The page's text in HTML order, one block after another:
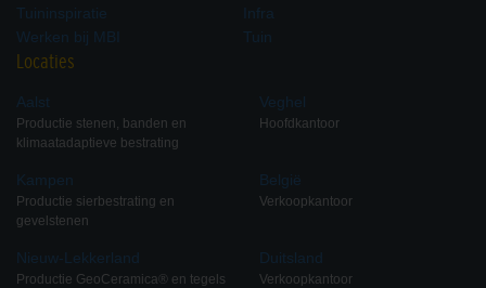
Tuininspiratie
Werken bij MBI
Infra
Tuin
Locaties
Aalst
Productie stenen, banden en
klimaatadaptieve bestrating
Kampen
Productie sierbestrating en
gevelstenen
Nieuw-Lekkerland
Productie GeoCeramica® en tegels
Veghel
Hoofdkantoor
België
Verkoopkantoor
Duitsland
Verkoopkantoor